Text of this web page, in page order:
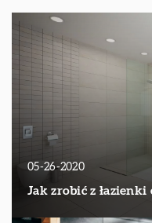
05-26-2020
Jak zrobić z